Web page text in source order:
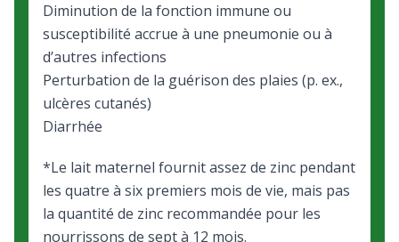
Diminution de la fonction immune ou
susceptibilité accrue à une pneumonie ou à
d’autres infections
Perturbation de la guérison des plaies (p. ex.,
ulcères cutanés)
Diarrhée
*Le lait maternel fournit assez de zinc pendant
les quatre à six premiers mois de vie, mais pas
la quantité de zinc recommandée pour les
nourrissons de sept à 12 mois.